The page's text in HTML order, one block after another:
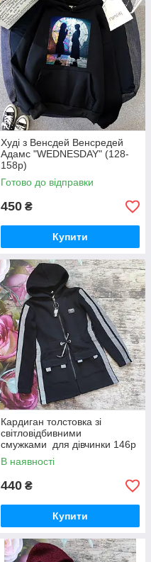
Худі з Венсдей Венсредей
Адамс "WEDNESDAY" (128-
158р)
Готово до відправки
450 ₴
Купити
Кардиган толстовка зі
світловідбивними
смужками для дівчинки 146р
В наявності
440 ₴
Купити